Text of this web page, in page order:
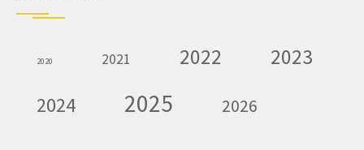
2020 2021 2022 2023
2024 2025 2026